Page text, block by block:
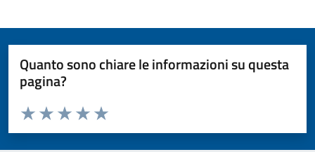
Quanto sono chiare le informazioni su questa
pagina?
Valuta da 1 a 5 stelle la pagina
Valuta 5 stelle su 5
Valuta 4 stelle su 5
Valuta 3 stelle su 5
Valuta 2 stelle su 5
Valuta 1 stelle su 5